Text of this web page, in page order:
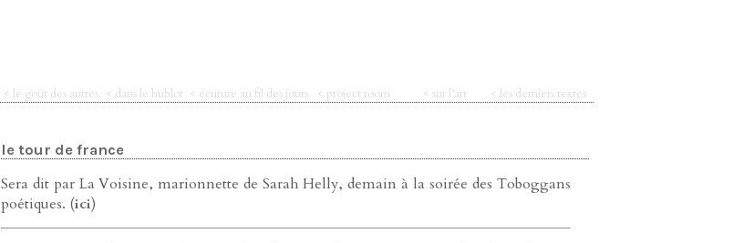
< le goût des autres < dans le hublot < écriture au fil des jours < project room < sur l’art < les derniers textes
le tour de france
Sera dit par La Voisine, marionnette de Sarah Helly, demain à la soirée des Toboggans
poétiques. (ici)